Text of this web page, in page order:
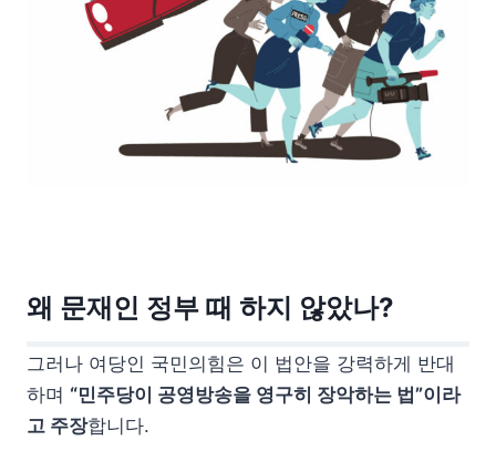
왜 문재인 정부 때 하지 않았나?
그러나 여당인 국민의힘은 이 법안을 강력하게 반대
하며 “민주당이 공영방송을 영구히 장악하는 법”이라
고 주장합니다.